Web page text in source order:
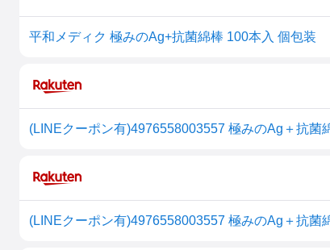
平和メディク 極みのAg+抗菌綿棒 100本入 個包装
(LINEクーポン有)4976558003557 極みのAg＋抗菌
(LINEクーポン有)4976558003557 極みのAg＋抗菌